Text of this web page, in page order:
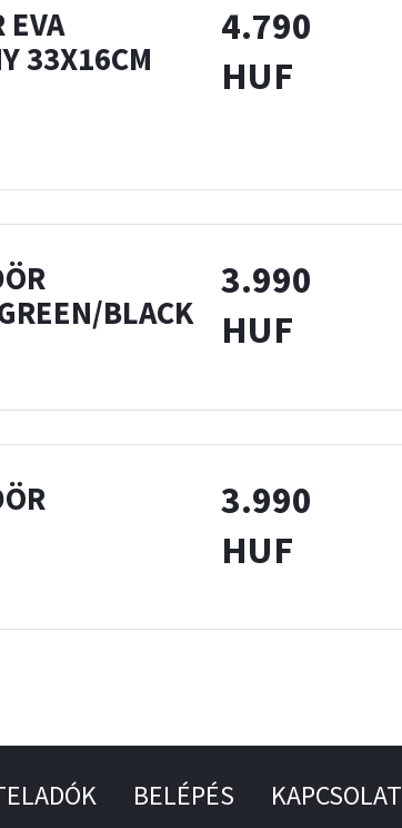
EVA
33X16CM
4.790
HUF
BLACK
3.990
HUF
3.990
HUF
BELÉPÉS KAPCSOLAT